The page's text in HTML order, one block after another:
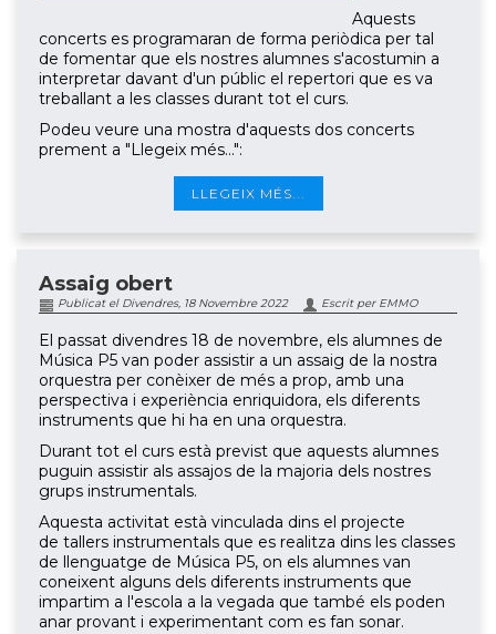
Aquests
concerts es programaran de forma periòdica per tal
de fomentar que els nostres alumnes s'acostumin a
interpretar davant d'un públic el repertori que es va
treballant a les classes durant tot el curs.
Podeu veure una mostra d'aquests dos concerts
prement a "Llegeix més...":
LLEGEIX MÉS...
Assaig obert
Publicat el Divendres, 18 Novembre 2022 Escrit per EMMO
El passat divendres 18 de novembre, els alumnes de
Música P5 van poder assistir a un assaig de la nostra
orquestra per conèixer de més a prop, amb una
perspectiva i experiència enriquidora, els diferents
instruments que hi ha en una orquestra.
Durant tot el curs està previst que aquests alumnes
puguin assistir als assajos de la majoria dels nostres
grups instrumentals.
Aquesta activitat està vinculada dins el projecte
de tallers instrumentals que es realitza dins les classes
de llenguatge de Música P5, on els alumnes van
coneixent alguns dels diferents instruments que
impartim a l'escola a la vegada que també els poden
anar provant i experimentant com es fan sonar.